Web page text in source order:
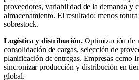
proveedores, variabilidad de la demanda y
almacenamiento. El resultado: menos
sobrestock.
Logística y distribución. Optimización de
consolidación de cargas, selección de
planificación de entregas. Empresas como
sincronizar producción y distribución en
global.